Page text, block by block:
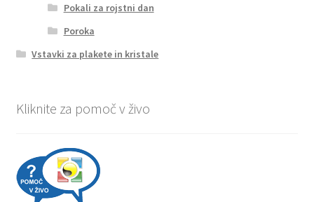
Pokali za rojstni dan
Poroka
Vstavki za plakete in kristale
Kliknite za pomoč v živo